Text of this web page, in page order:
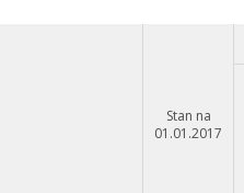
Stan na
01.01.2017